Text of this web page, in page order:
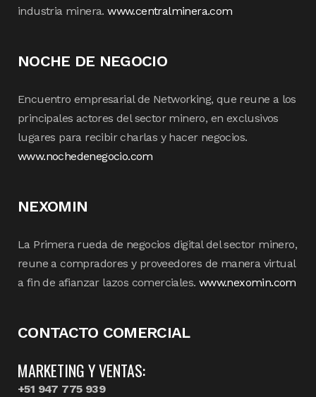
industria minera.www.centralminera.com
NOCHE DE NEGOCIO
Encuentro empresarial de Networking, que reune a los
principales actores del sector minero, en exclusivos
lugares para recibir charlas y hacer negocios.
www.nochedenegocio.com
NEXOMIN
La Primera rueda de negocios digital del sector minero,
reune a compradores y proveedores de manera virtual
a fin de afianzar lazos comerciales. www.nexomin.com
CONTACTO COMERCIAL
MARKETING Y VENTAS:
+51 947 775 939